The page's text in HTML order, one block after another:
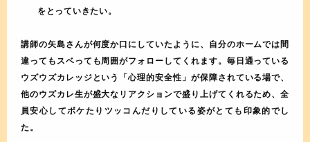
をとっていきたい。
講師の矢島さんが何度か口にしていたように、自分のホームでは間
違ってもスベっても周囲がフォローしてくれます。毎日通っている
ウズウズカレッジという「心理的安全性」が保障されている場で、
他のウズカレ生が盛大なリアクションで盛り上げてくれるため、全
員安心してボケたりツッコんだりしている姿がとても印象的でし
た。